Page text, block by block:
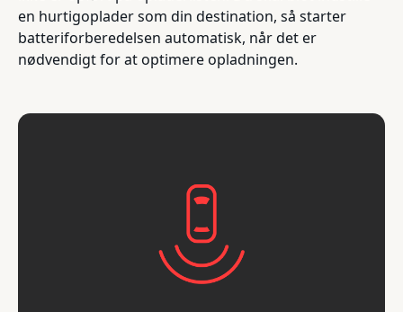
en hurtigoplader som din destination, så starter
batteriforberedelsen automatisk, når det er
nødvendigt for at optimere opladningen.